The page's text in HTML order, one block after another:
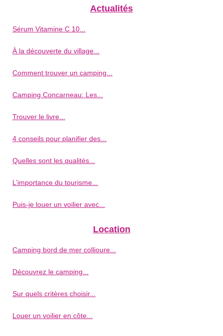
Actualités
Sérum Vitamine C 10...
À la découverte du village...
Comment trouver un camping...
Camping Concarneau: Les...
Trouver le livre...
4 conseils pour planifier des...
Quelles sont les qualités...
L’importance du tourisme...
Puis-je louer un voilier avec...
Location
Camping bord de mer collioure...
Découvrez le camping...
Sur quels critères choisir...
Louer un voilier en côte...